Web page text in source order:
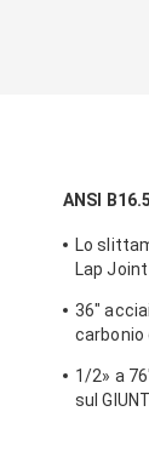
ANSI
Lo
Lap
36"
carbonio
TUV
1/2» a
sul